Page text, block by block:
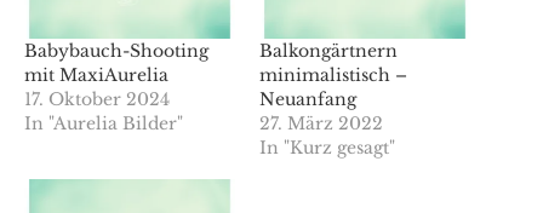
Babybauch-Shooting
mit MaxiAurelia
17. Oktober 2024
In "Aurelia Bilder"
Balkongärtnern
minimalistisch –
Neuanfang
27. März 2022
In "Kurz gesagt"